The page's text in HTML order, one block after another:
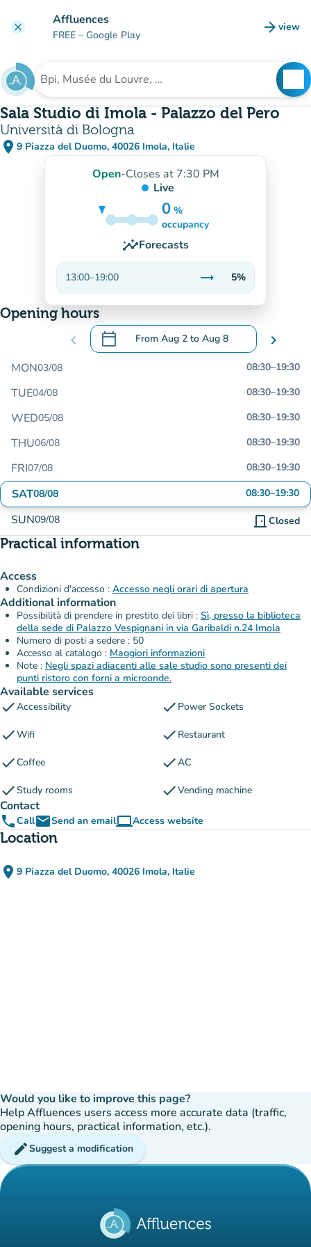
clear Affluences
FREE – Google Play arrow_forward view
(new
Search for an institution
Sala Studio di Imola - Palazzo del Pero
Università di Bologna
place 9 Piazza del Duomo, 40026 Imola, Italie
(open in Google Maps)
(new tab)
Open-Closes at 7:30 PM
Live
0 %
5%
occupancy
insightsForecasts
13:00–19:00 trending_flat
Stable
5%
Opening hours
chevron_left calendar_today From Aug 2 to Aug 8
.Open the calendar to change dates
chevron_right
MON03/08 08:30–19:30
TUE04/08 08:30–19:30
WED05/08 08:30–19:30
THU06/08 08:30–19:30
FRI07/08 08:30–19:30
SAT08/08 08:30–19:30
SUN09/08 door_front Closed
Practical information
Access
Condizioni d'accesso : Accesso negli orari di apertura
Additional information
Possibilità di prendere in prestito dei libri : Sì, presso la biblioteca
della sede di Palazzo Vespignani in via Garibaldi n.24 Imola
Numero di posti a sedere : 50
Accesso al catalogo : Maggiori informazioni
Note : Negli spazi adiacenti alle sale studio sono presenti dei
punti ristoro con forni a microonde.
Available services
checkAccessibility check Power Sockets
checkWifi check Restaurant
checkCoffee checkAC
checkStudy rooms checkVending machine
Contact
phoneCallemailSend an emailcomputerAccess website
(new tab)
Location
place 9 Piazza del Duomo, 40026 Imola, Italie
(open in Google Maps)
(new tab)
Would you like to improve this page?
Help Affluences users access more accurate data (traffic,
opening hours, practical information, etc.).
editSuggest a modification